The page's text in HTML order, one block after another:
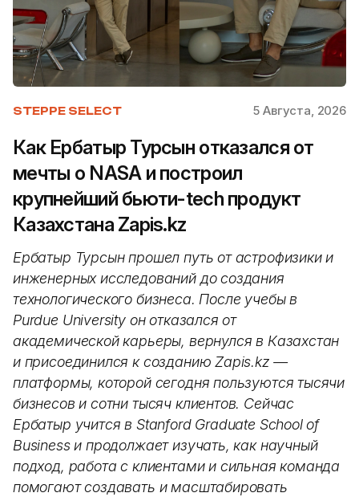
STEPPE SELECT 5 Августа, 2026
Как Ербатыр Турсын отказался от
мечты о NASA и построил
крупнейший бьюти-tech продукт
Казахстана Zapis.kz
Ербатыр Турсын прошел путь от астрофизики и
инженерных исследований до создания
технологического бизнеса. После учебы в
Purdue University он отказался от
академической карьеры, вернулся в Казахстан
и присоединился к созданию Zapis.kz —
платформы, которой сегодня пользуются тысячи
бизнесов и сотни тысяч клиентов. Сейчас
Ербатыр учится в Stanford Graduate School of
Business и продолжает изучать, как научный
подход, работа с клиентами и сильная команда
помогают создавать и масштабировать